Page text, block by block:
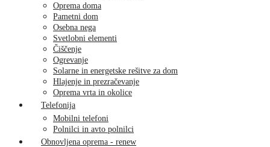
Oprema doma
Pametni dom
Osebna nega
Svetlobni elementi
Čiščenje
Ogrevanje
Solarne in energetske rešitve za dom
Hlajenje in prezračevanje
Oprema vrta in okolice
Telefonija
Mobilni telefoni
Polnilci in avto polnilci
Obnovljena oprema - renew